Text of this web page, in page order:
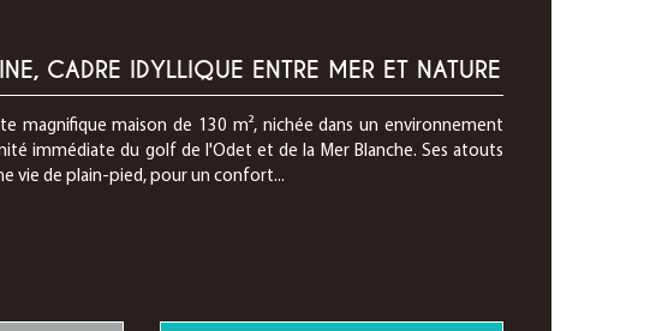
CADRE IDYLLIQUE ENTRE MER ET NATURE
magnifique maison de 130 m², nichée dans un environnement
immédiate du golf de l'Odet et de la Mer Blanche. Ses atouts
vie de plain-pied, pour un confort...